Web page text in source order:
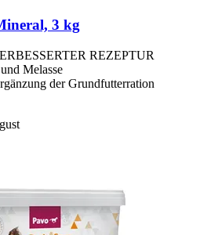
3 kg
REZEPTUR
Melasse
der Grundfutterration